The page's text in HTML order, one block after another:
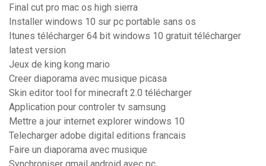
Final cut pro mac os high sierra
Installer windows 10 sur pc portable sans os
Itunes télécharger 64 bit windows 10 gratuit télécharger
latest version
Jeux de king kong mario
Creer diaporama avec musique picasa
Skin editor tool for minecraft 2.0 télécharger
Application pour controler tv samsung
Mettre a jour internet explorer windows 10
Telecharger adobe digital editions francais
Faire un diaporama avec musique